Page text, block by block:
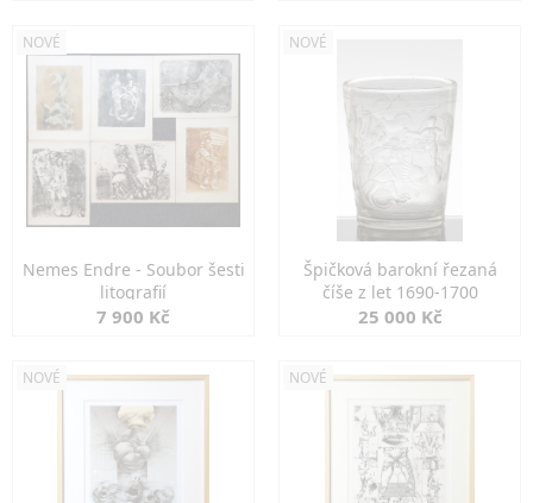
NOVÉ
Nemes Endre - Soubor šesti
litografií
7 900 Kč
NOVÉ
Špičková barokní řezaná
číše z let 1690-1700
25 000 Kč
NOVÉ NOVÉ